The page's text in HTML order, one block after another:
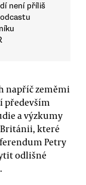
není příliš
napříč zeměmi
především
a výzkumy
Británii, které
Petry
odlišné